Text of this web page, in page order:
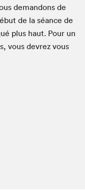
deman­dons de
de la séance de
plus haut. Pour un
vous devrez vous